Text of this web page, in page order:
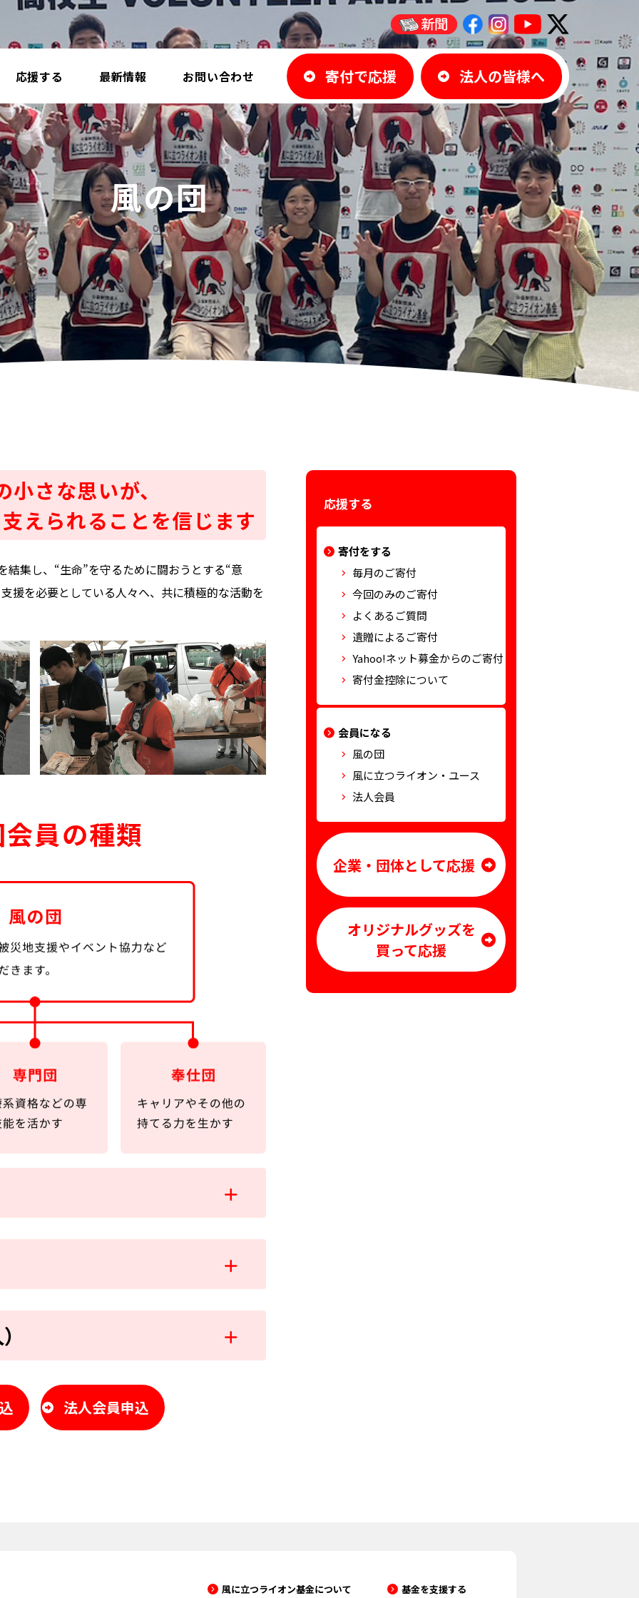
応援する 最新情報 お問い合わせ 寄付で応援 法人の皆様へ
風の団
小さな思いが、
えられることを信じます
集し、“生命”を守るために闘おうとする“意
援を必要としている人々へ、共に積極的な活動を
員の種類
法人会員申込
応援する
寄付をする
毎月のご寄付
今回のみのご寄付
よくあるご質問
遺贈によるご寄付
Yahoo!ネット募金からのご寄付
寄付金控除について
会員になる
風の団
風に立つライオン・ユース
法人会員
企業・団体として応援
オリジナルグッズを
買って応援
風に立つライオン基金について 基金を支援する